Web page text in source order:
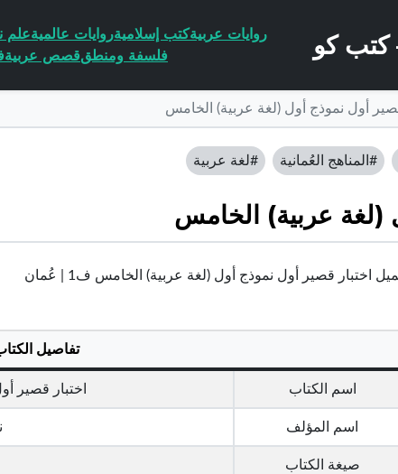
روايات عربيةكتب إسلاميةروايات عالميةعلم
فلسفة ومنطققصص عربية
قصير أول نموذج أول (لغة عربية) الخامس
#المناهج العُمانية #لغة عربية
(لغة عربية) الخامس
اختبار قصير أول نموذج أول (لغة عربية) الخامس ف1 | عُمان
تفاصيل
اسم الكتاب اختبار قصير
اسم المؤلف
صيغة الكتاب